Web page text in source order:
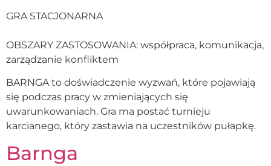
GRA STACJONARNA
OBSZARY ZASTOSOWANIA: współpraca, komunikacja,
zarządzanie konfliktem
BARNGA to doświadczenie wyzwań, które pojawiają
się podczas pracy w zmieniających się
uwarunkowaniach. Gra ma postać turnieju
karcianego, który zastawia na uczestników pułapkę.
Barnga